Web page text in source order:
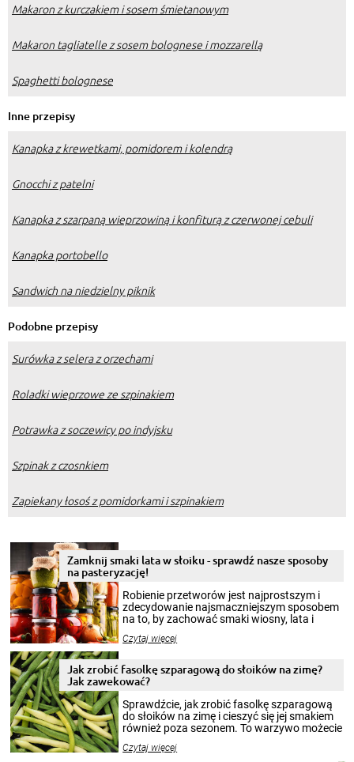
Makaron z kurczakiem i sosem śmietanowym
Makaron tagliatelle z sosem bolognese i mozzarellą
Spaghetti bolognese
Inne przepisy
Kanapka z krewetkami, pomidorem i kolendrą
Gnocchi z patelni
Kanapka z szarpaną wieprzowiną i konfiturą z czerwonej cebuli
Kanapka portobello
Sandwich na niedzielny piknik
Podobne przepisy
Surówka z selera z orzechami
Roladki wieprzowe ze szpinakiem
Potrawka z soczewicy po indyjsku
Szpinak z czosnkiem
Zapiekany łosoś z pomidorkami i szpinakiem
Zamknij smaki lata w słoiku - sprawdź nasze sposoby
na pasteryzację!
Robienie przetworów jest najprostszym i
zdecydowanie najsmaczniejszym sposobem
na to, by zachować smaki wiosny, lata i
krajobrazów, by cieszyć nimi oko w sezonie
pełni poczuć atmosferę cieplejszych
miesięcy. Przygotowanie słoików ze
patenty, które pozwolą zachować świeżość
przetworów.
Czytaj więcej
Jak zrobić fasolkę szparagową do słoików na zimę?
Jak zawekować?
Sprawdźcie, jak zrobić fasolkę szparagową
do słoików na zimę i cieszyć się jej smakiem
również poza sezonem. To warzywo możecie
nasze propozycje!
Czytaj więcej